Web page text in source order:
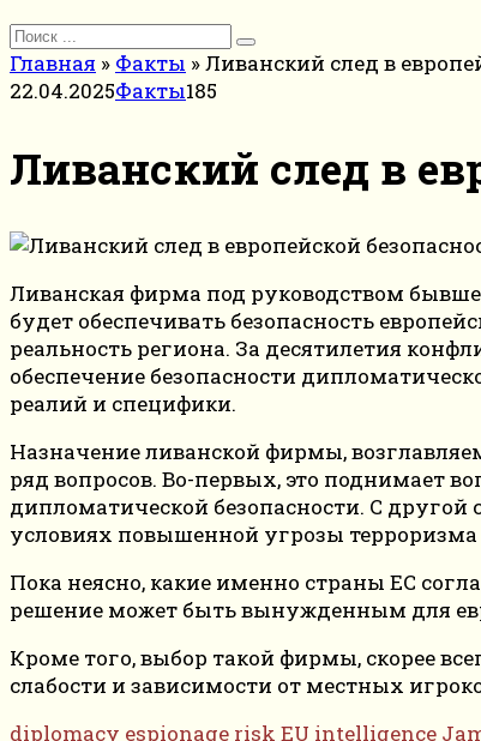
Search
for:
Главная » Факты »Ливанский след в
22.04.2025Факты185
Ливанский след в
Ливанская фирма под руководством
будет обеспечивать безопасность
реальность региона. За десятилетия
обеспечение безопасности
реалий и специфики.
Назначение ливанской фирмы,
ряд вопросов. Во-первых, это поднимает
дипломатической безопасности. С
условиях повышенной угрозы терроризма
Пока неясно, какие именно страны ЕС
решение может быть вынужденным для
Кроме того, выбор такой фирмы, скорее
слабости и зависимости от местных
diplomacy espionage risk EU intelligence